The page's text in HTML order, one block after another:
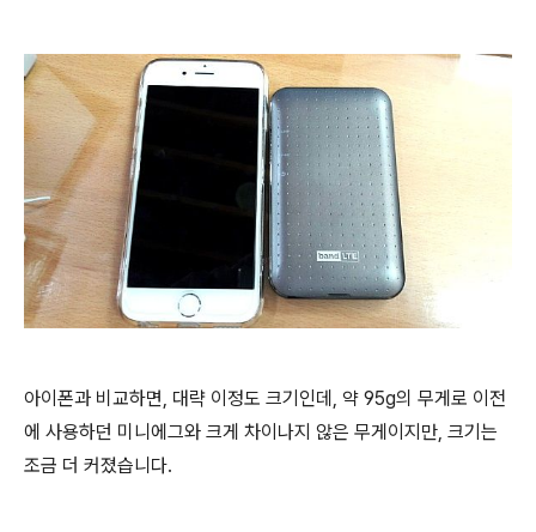
아이폰과 비교하면, 대략 이정도 크기인데, 약 95g의 무게로 이전
에 사용하던 미니에그와 크게 차이나지 않은 무게이지만, 크기는
조금 더 커졌습니다.